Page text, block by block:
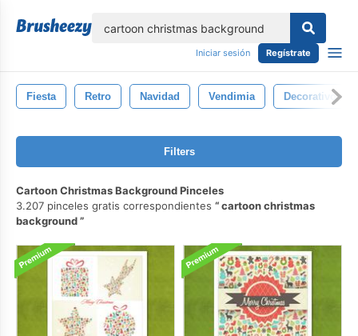
Iniciar sesión Regístrate
Fiesta Retro Navidad Vendimia Decorativo
Filters
Cartoon Christmas Background Pinceles
3.207 pinceles gratis correspondientes
cartoon christmas
background